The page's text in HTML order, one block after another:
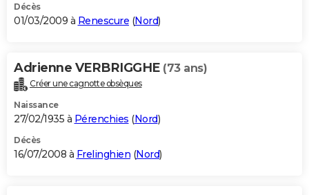
Décès
01/03/2009 à Renescure (Nord)
Adrienne VERBRIGGHE (73 ans)
Créer une cagnotte obsèques
Naissance
27/02/1935 à Pérenchies (Nord)
Décès
16/07/2008 à Frelinghien (Nord)